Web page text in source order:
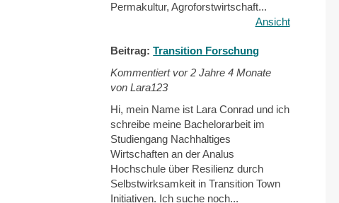
Permakultur, Agroforstwirtschaft...
Ansicht
Beitrag:Transition Forschung
Kommentiert vor2 Jahre 4 Monate
von Lara123
Hi, mein Name ist Lara Conrad und ich
schreibe meine Bachelorarbeit im
Studiengang Nachhaltiges
Wirtschaften an der Analus
Hochschule über Resilienz durch
Selbstwirksamkeit in Transition Town
Initiativen. Ich suche noch...